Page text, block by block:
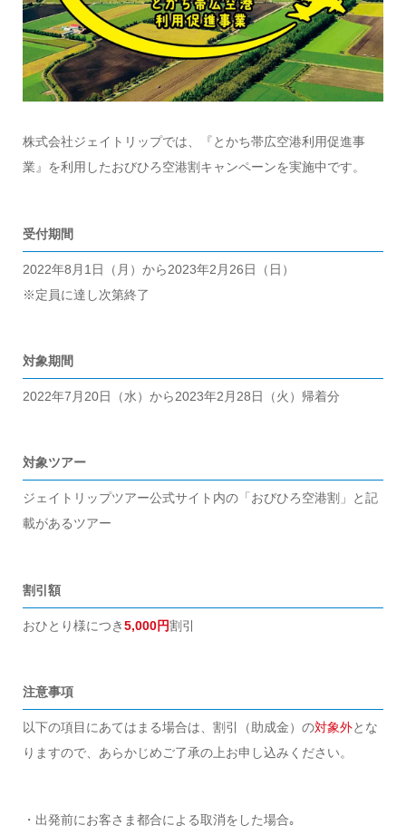
株式会社ジェイトリップでは、『とかち帯広空港利用促進事
業』を利用したおびひろ空港割キャンペーンを実施中です。
受付期間
2022年8月1日（月）から2023年2月26日（日）
※定員に達し次第終了
対象期間
2022年7月20日（水）から2023年2月28日（火）帰着分
対象ツアー
ジェイトリップツアー公式サイト内の「おびひろ空港割」と記
載があるツアー
割引額
おひとり様につき5,000円割引
注意事項
以下の項目にあてはまる場合は、割引（助成金）の対象外とな
りますので、あらかじめご了承の上お申し込みください。
・出発前にお客さま都合による取消をした場合｡